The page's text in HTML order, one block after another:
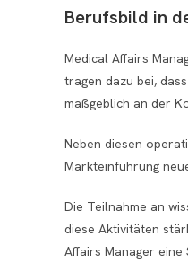
Berufsbild in
Medical Affairs
tragen dazu bei,
maßgeblich an der
Neben diesen
Markteinführung
Die Teilnahme an
diese Aktivitäten
Affairs Manager